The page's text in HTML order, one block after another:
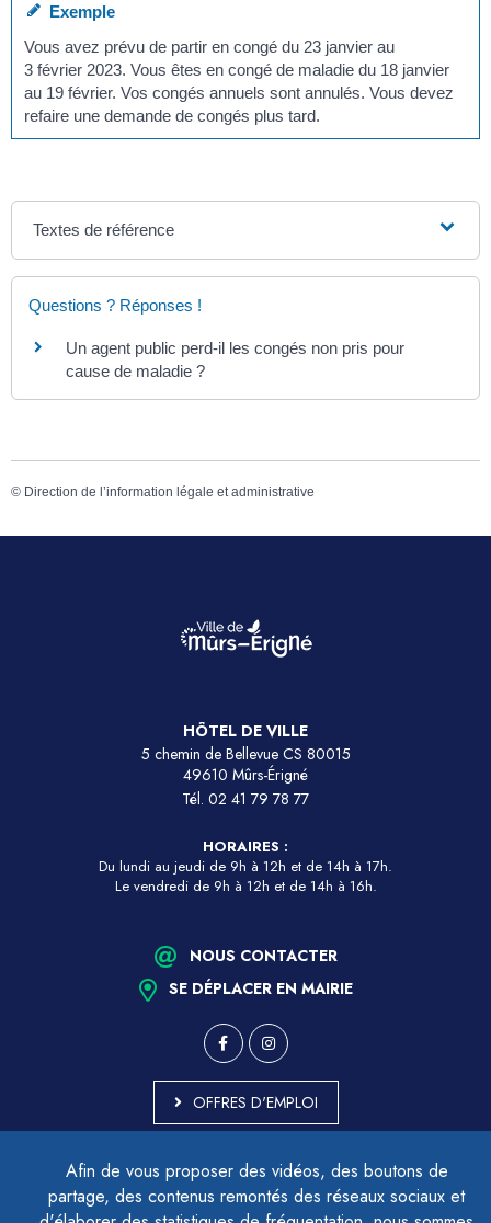
Afin de vous proposer des vidéos, des boutons de
partage, des contenus remontés des réseaux sociaux et
Exemple
Vous avez prévu de partir en congé du 23 janvier au
3 février 2023. Vous êtes en congé de maladie du 18 janvier
au 19 février. Vos congés annuels sont annulés. Vous devez
refaire une demande de congés plus tard.
Textes de référence
Questions ? Réponses !
Un agent public perd-il les congés non pris pour
cause de maladie ?
© Direction de l’information légale et administrative
HÔTEL DE VILLE
5 chemin de Bellevue CS 80015
49610 Mûrs-Érigné
Tél. 02 41 79 78 77
HORAIRES :
Du lundi au jeudi de 9h à 12h et de 14h à 17h.
Le vendredi de 9h à 12h et de 14h à 16h.
NOUS CONTACTER
SE DÉPLACER EN MAIRIE
OFFRES D'EMPLOI
ACCESSIBILITÉ - PARTIELLEMENT CONFORME
PLAN DU SITE